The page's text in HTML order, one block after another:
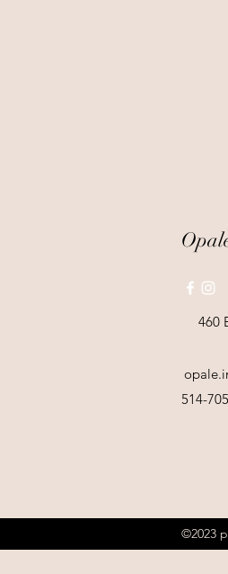
460
514-
©2023